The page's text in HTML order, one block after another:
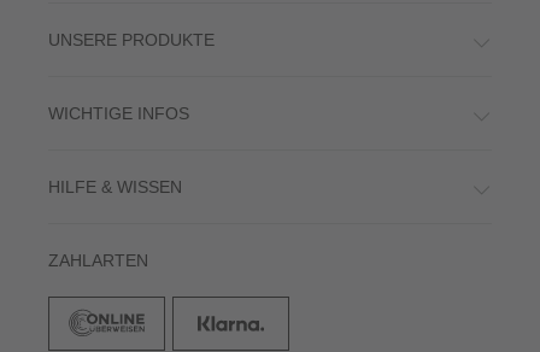
UNSERE PRODUKTE
WICHTIGE INFOS
HILFE & WISSEN
ZAHLARTEN